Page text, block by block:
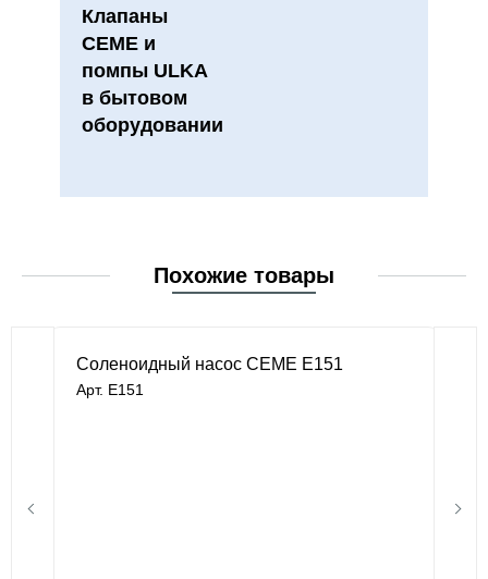
Клапаны
CEME и
помпы ULKA
в бытовом
оборудовании
Похожие товары
Cоленоидный насос CEME E151
Арт. E151